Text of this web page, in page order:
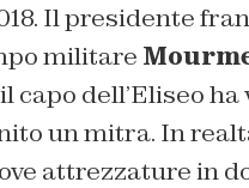
Il presidente
militare
capo dell’Eliseo
un mitra. In
attrezzature in